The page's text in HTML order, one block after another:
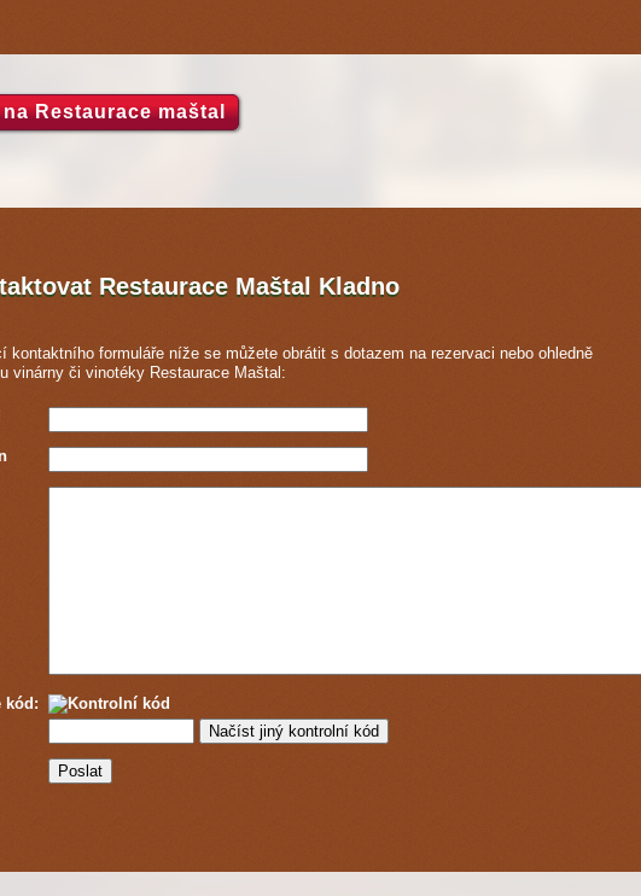
Restaurace maštal
Restaurace Maštal Kladno
kontaktního formuláře níže se můžete obrátit s dotazem na rezervaci nebo ohledně
vinárny či vinotéky Restaurace Maštal:
kód: